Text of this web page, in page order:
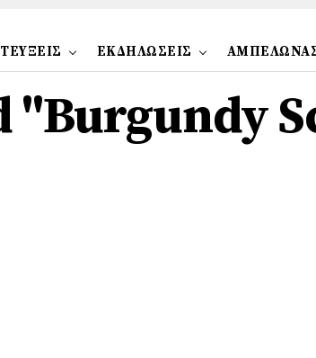
ΕΚΔΗΛΩΣΕΙΣ
"Burgundy